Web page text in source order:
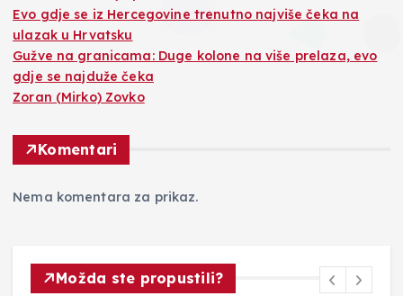
Evo gdje se iz Hercegovine trenutno najviše čeka na
ulazak u Hrvatsku
Gužve na granicama: Duge kolone na više prelaza, evo
gdje se najduže čeka
Zoran (Mirko) Zovko
Komentari
Nema komentara za prikaz.
Možda ste propustili?